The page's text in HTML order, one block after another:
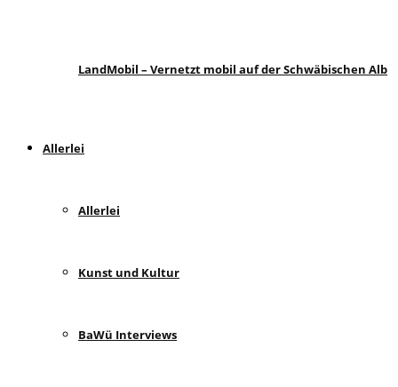
LandMobil – Vernetzt mobil auf der Schwäbischen Alb
Allerlei
Allerlei
Kunst und Kultur
BaWü Interviews